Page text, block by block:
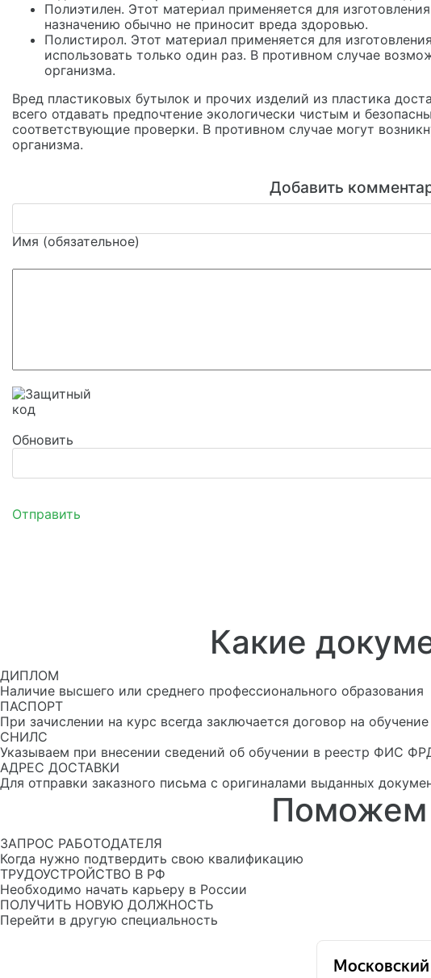
Полиэтилен. Этот материал применяется для
назначению обычно не приносит вреда здоровью.
Полистирол. Этот материал применяется для
использовать только один раз. В противном случае
организма.
Вред пластиковых бутылок и прочих изделий из пластика
всего отдавать предпочтение экологически чистым и
соответствующие проверки. В противном случае могут
организма.
Добавить
Имя (обязательное)
Обновить
Отправить
Какие
ДИПЛОМ
Наличие высшего или среднего профессионального образования
ПАСПОРТ
При зачислении на курс всегда заключается договор на обучение
СНИЛС
Указываем при внесении сведений об обучении в реестр ФИС
АДРЕС ДОСТАВКИ
Для отправки заказного письма с оригиналами выданных
Поможем
ЗАПРОС РАБОТОДАТЕЛЯ
Когда нужно подтвердить свою квалификацию
ТРУДОУСТРОЙСТВО В РФ
Необходимо начать карьеру в России
ПОЛУЧИТЬ НОВУЮ ДОЛЖНОСТЬ
Перейти в другую специальность